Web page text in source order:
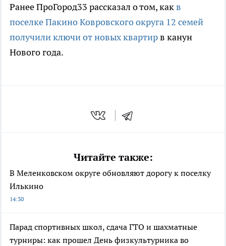
Ранее ПроГород33 рассказал о том, какв
поселке Пакино Ковровского округа 12 семей
получили ключи от новых квартирв канун
Нового года.
Читайте также:
В Меленковском округе обновляют дорогу к поселку
Илькино
14:30
Парад спортивных школ, сдача ГТО и шахматные
турниры: как прошел День физкультурника во